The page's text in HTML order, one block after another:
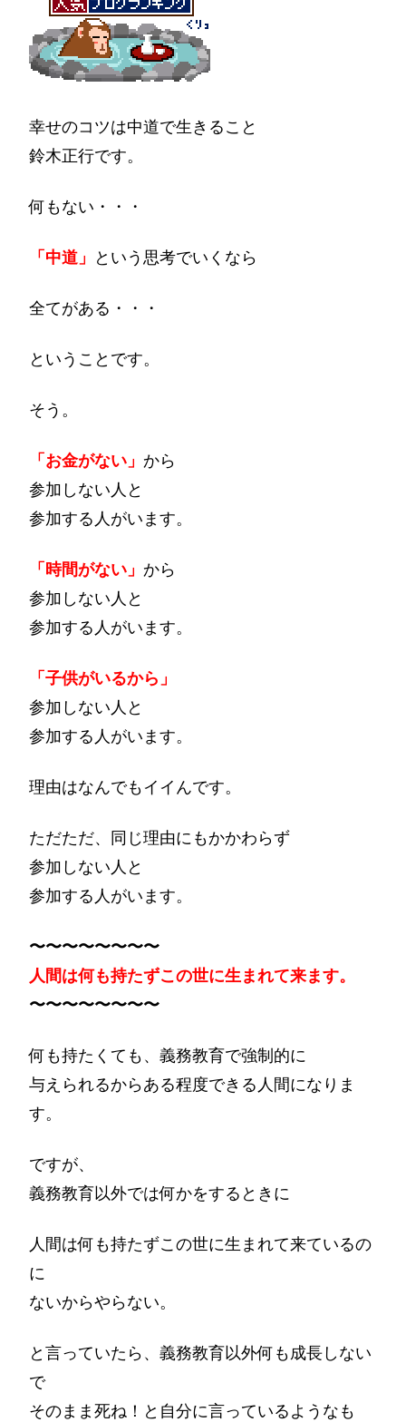
幸せのコツは中道で生きること
鈴木正行です。
何もない・・・
「中道」 という思考でいくなら
全てがある・・・
ということです。
そう。
「お金がない」 から
参加しない人と
参加する人がいます。
「時間がない」 から
参加しない人と
参加する人がいます。
「子供がいるから」
参加しない人と
参加する人がいます。
理由はなんでもイイんです。
ただただ、同じ理由にもかかわらず
参加しない人と
参加する人がいます。
〜〜〜〜〜〜〜〜
人間は何も持たずこの世に生まれて来ます。
〜〜〜〜〜〜〜〜
何も持たくても、義務教育で強制的に
与えられるからある程度できる人間になりま
す。
ですが、
義務教育以外では何かをするときに
人間は何も持たずこの世に生まれて来ているの
に
ないからやらない。
と言っていたら、義務教育以外何も成長しない
で
そのまま死ね！と自分に言っているようなも